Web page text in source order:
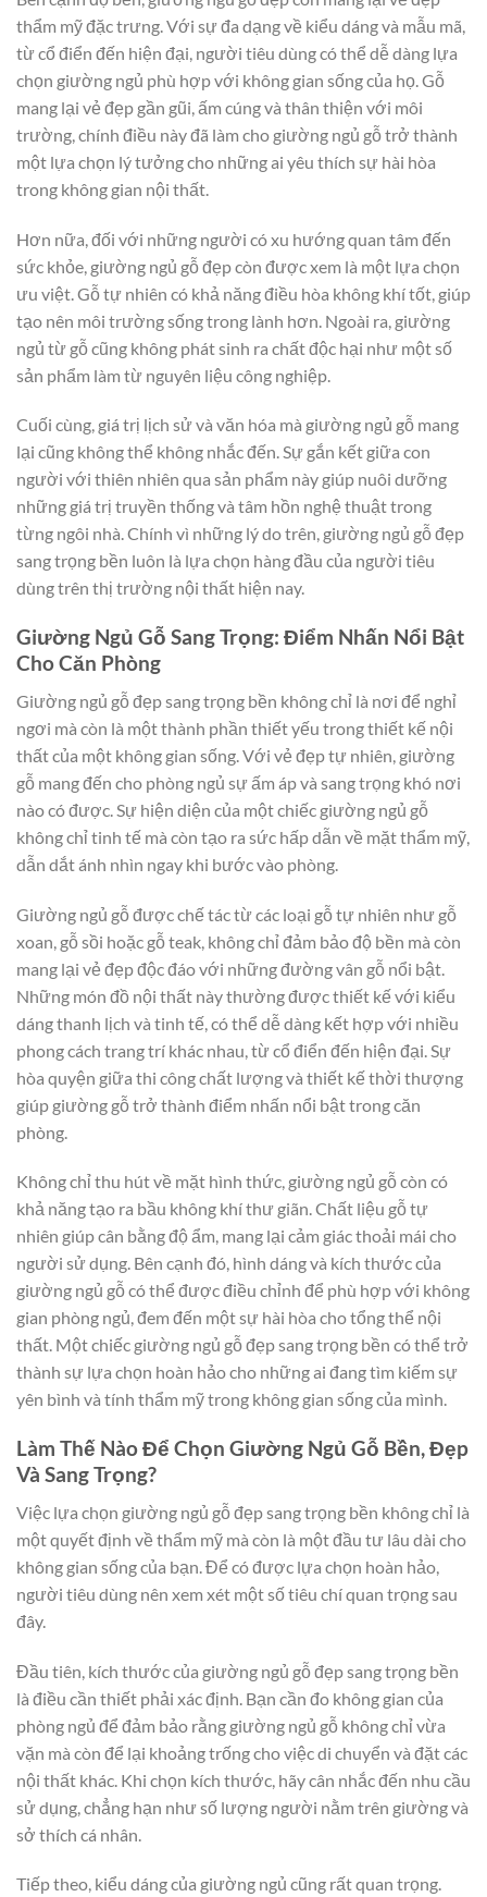
thẩm mỹ đặc trưng. Với sự đa dạng về kiểu dáng và mẫu mã,
từ cổ điển đến hiện đại, người tiêu dùng có thể dễ dàng lựa
chọn giường ngủ phù hợp với không gian sống của họ. Gỗ
mang lại vẻ đẹp gần gũi, ấm cúng và thân thiện với môi
trường, chính điều này đã làm cho giường ngủ gỗ trở thành
một lựa chọn lý tưởng cho những ai yêu thích sự hài hòa
trong không gian nội thất.
Hơn nữa, đối với những người có xu hướng quan tâm đến
sức khỏe, giường ngủ gỗ đẹp còn được xem là một lựa chọn
ưu việt. Gỗ tự nhiên có khả năng điều hòa không khí tốt, giúp
tạo nên môi trường sống trong lành hơn. Ngoài ra, giường
ngủ từ gỗ cũng không phát sinh ra chất độc hại như một số
sản phẩm làm từ nguyên liệu công nghiệp.
Cuối cùng, giá trị lịch sử và văn hóa mà giường ngủ gỗ mang
lại cũng không thể không nhắc đến. Sự gắn kết giữa con
người với thiên nhiên qua sản phẩm này giúp nuôi dưỡng
những giá trị truyền thống và tâm hồn nghệ thuật trong
từng ngôi nhà. Chính vì những lý do trên, giường ngủ gỗ đẹp
sang trọng bền luôn là lựa chọn hàng đầu của người tiêu
dùng trên thị trường nội thất hiện nay.
Giường Ngủ Gỗ Sang Trọng: Điểm Nhấn Nổi Bật
Cho Căn Phòng
Giường ngủ gỗ đẹp sang trọng bền không chỉ là nơi để nghỉ
ngơi mà còn là một thành phần thiết yếu trong thiết kế nội
thất của một không gian sống. Với vẻ đẹp tự nhiên, giường
gỗ mang đến cho phòng ngủ sự ấm áp và sang trọng khó nơi
nào có được. Sự hiện diện của một chiếc giường ngủ gỗ
không chỉ tinh tế mà còn tạo ra sức hấp dẫn về mặt thẩm mỹ,
dẫn dắt ánh nhìn ngay khi bước vào phòng.
Giường ngủ gỗ được chế tác từ các loại gỗ tự nhiên như gỗ
xoan, gỗ sồi hoặc gỗ teak, không chỉ đảm bảo độ bền mà còn
mang lại vẻ đẹp độc đáo với những đường vân gỗ nổi bật.
Những món đồ nội thất này thường được thiết kế với kiểu
dáng thanh lịch và tinh tế, có thể dễ dàng kết hợp với nhiều
phong cách trang trí khác nhau, từ cổ điển đến hiện đại. Sự
hòa quyện giữa thi công chất lượng và thiết kế thời thượng
giúp giường gỗ trở thành điểm nhấn nổi bật trong căn
phòng.
Không chỉ thu hút về mặt hình thức, giường ngủ gỗ còn có
khả năng tạo ra bầu không khí thư giãn. Chất liệu gỗ tự
nhiên giúp cân bằng độ ẩm, mang lại cảm giác thoải mái cho
người sử dụng. Bên cạnh đó, hình dáng và kích thước của
giường ngủ gỗ có thể được điều chỉnh để phù hợp với không
gian phòng ngủ, đem đến một sự hài hòa cho tổng thể nội
thất. Một chiếc giường ngủ gỗ đẹp sang trọng bền có thể trở
thành sự lựa chọn hoàn hảo cho những ai đang tìm kiếm sự
yên bình và tính thẩm mỹ trong không gian sống của mình.
Làm Thế Nào Để Chọn Giường Ngủ Gỗ Bền, Đẹp
Và Sang Trọng?
Việc lựa chọn giường ngủ gỗ đẹp sang trọng bền không chỉ là
một quyết định về thẩm mỹ mà còn là một đầu tư lâu dài cho
không gian sống của bạn. Để có được lựa chọn hoàn hảo,
người tiêu dùng nên xem xét một số tiêu chí quan trọng sau
đây.
Đầu tiên, kích thước của giường ngủ gỗ đẹp sang trọng bền
là điều cần thiết phải xác định. Bạn cần đo không gian của
phòng ngủ để đảm bảo rằng giường ngủ gỗ không chỉ vừa
vặn mà còn để lại khoảng trống cho việc di chuyển và đặt các
nội thất khác. Khi chọn kích thước, hãy cân nhắc đến nhu cầu
sử dụng, chẳng hạn như số lượng người nằm trên giường và
sở thích cá nhân.
Tiếp theo, kiểu dáng của giường ngủ cũng rất quan trọng.